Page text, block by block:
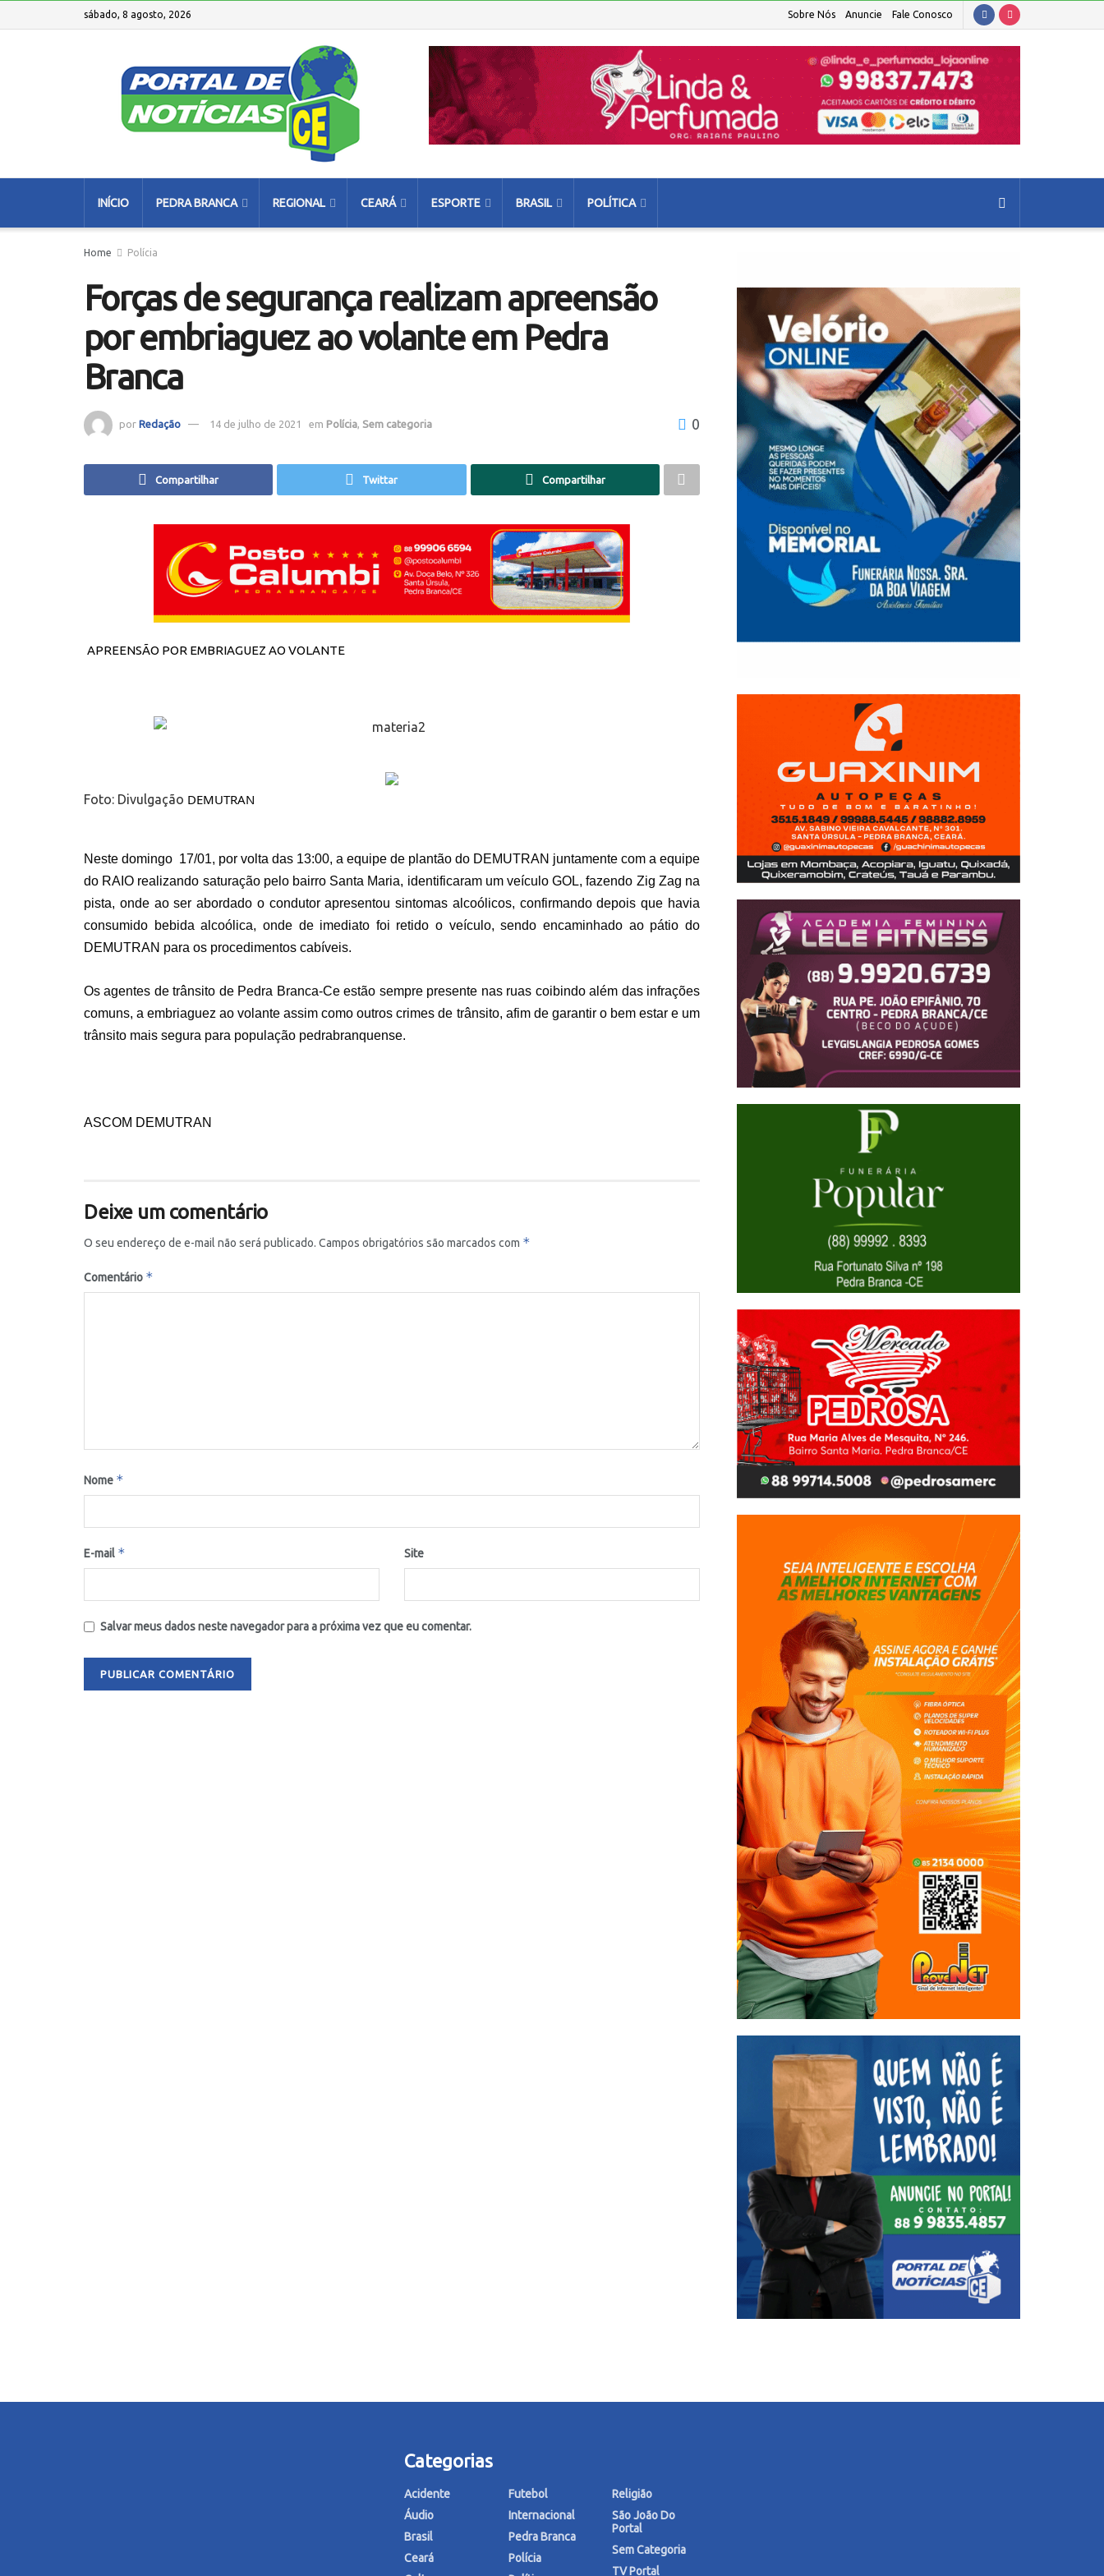
sábado, 8 agosto, 2026 Sobre Nós Anuncie Fale Conosco
INÍCIO PEDRA BRANCA REGIONAL CEARÁ ESPORTE BRASIL POLÍTICA
Home Polícia
Forças de segurança realizam apreensão
por embriaguez ao volante em Pedra
Branca
por Redação 14 de julho de 2021 em Polícia Sem categoria 0
Compartilhar Twittar Compartilhar
APREENSÃO POR EMBRIAGUEZ AO VOLANTE
Foto: Divulgação DEMUTRAN
Neste domingo  17/01, por volta das 13:00, a equipe de plantão do DEMUTRAN juntamente com a equipe
do RAIO realizando saturação pelo bairro Santa Maria, identificaram um veículo GOL, fazendo Zig Zag na
pista, onde ao ser abordado o condutor apresentou sintomas alcoólicos, confirmando depois que havia
consumido bebida alcoólica, onde de imediato foi retido o veículo, sendo encaminhado ao pátio do
DEMUTRAN para os procedimentos cabíveis.
Os agentes de trânsito de Pedra Branca-Ce estão sempre presente nas ruas coibindo além das infrações
comuns, a embriaguez ao volante assim como outros crimes de trânsito, afim de garantir o bem estar e um
trânsito mais segura para população pedrabranquense.
ASCOM DEMUTRAN
Deixe um comentário
O seu endereço de e-mail não será publicado. Campos obrigatórios são marcados com *
Comentário *
Nome *
E-mail * Site
Salvar meus dados neste navegador para a próxima vez que eu comentar.
Categorias
Acidente
Áudio
Brasil
Ceará
Futebol
Internacional
Pedra Branca
Polícia
Religião
São João Do
Portal
Sem Categoria
TV Portal